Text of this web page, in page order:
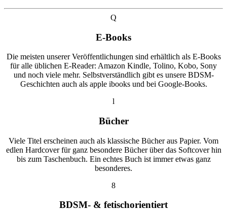
Q
E-Books
Die meisten unserer Veröffentlichungen sind erhältlich als E-Books
für alle üblichen E-Reader: Amazon Kindle, Tolino, Kobo, Sony
und noch viele mehr. Selbstverständlich gibt es unsere BDSM-
Geschichten auch als apple ibooks und bei Google-Books.
l
Bücher
Viele Titel erscheinen auch als klassische Bücher aus Papier. Vom
edlen Hardcover für ganz besondere Bücher über das Softcover hin
bis zum Taschenbuch. Ein echtes Buch ist immer etwas ganz
besonderes.
8
BDSM- & fetischorientiert